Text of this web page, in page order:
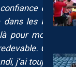
dans
les bons
pour moi, ils
C’est
j’ai toujours